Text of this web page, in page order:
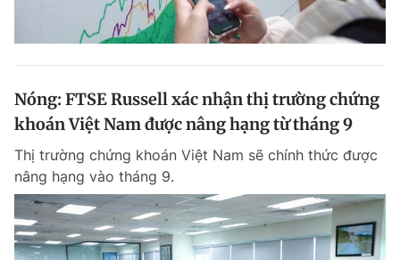
Nóng: FTSE Russell xác nhận thị trường chứng
khoán Việt Nam được nâng hạng từ tháng 9
Thị trường chứng khoán Việt Nam sẽ chính thức được
nâng hạng vào tháng 9.